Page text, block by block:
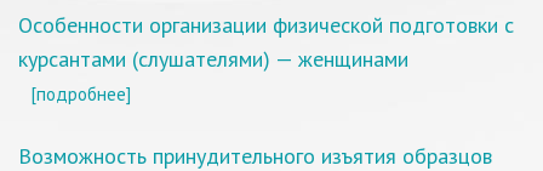
Особенности организации физической подготовки с
курсантами (слушателями) — женщинами
[подробнее]
Возможность принудительного изъятия образцов